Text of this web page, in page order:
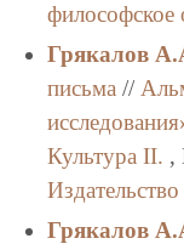
философское
Грякалов
письма //
Культура II. ,
Грякалов